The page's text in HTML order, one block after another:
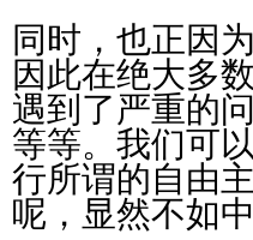
同时，也正因
因此在绝大多
遇到了严重的
等等。我们可
行所谓的自由
呢，显然不如中